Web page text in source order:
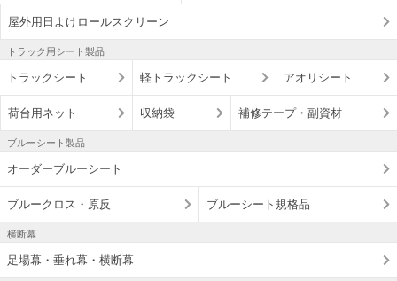
屋外用日よけロールスクリーン
トラック用シート製品
トラックシート 軽トラックシート アオリシート
荷台用ネット 収納袋 補修テープ・副資材
ブルーシート製品
オーダーブルーシート
ブルークロス・原反 ブルーシート規格品
横断幕
足場幕・垂れ幕・横断幕